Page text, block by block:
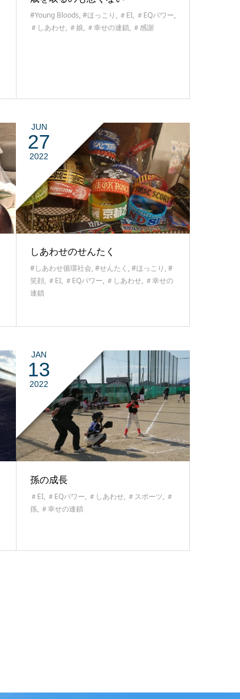
#Young Bloods, #ほっこり , ＃EI, ＃EQパワー,
＃しあわせ, ＃娘, ＃幸せの連鎖, ＃感謝
JUN
27
2022
しあわせのせんたく
#しあわせ循環社会, #せんたく , #ほっこり , #
笑顔, ＃EI, ＃EQパワー, ＃しあわせ, ＃幸せの
連鎖
JAN
13
2022
孫の成長
＃EI, ＃EQパワー, ＃しあわせ, ＃スポーツ, ＃
孫, ＃幸せの連鎖